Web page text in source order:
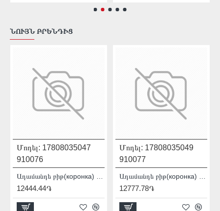
ՆՈՒՅՆ ԲՐԵՆԴԻՑ
Մոդել: 17808035047
910076
12444.44֏
Մոդել: 17808035049
910077
12777.78֏